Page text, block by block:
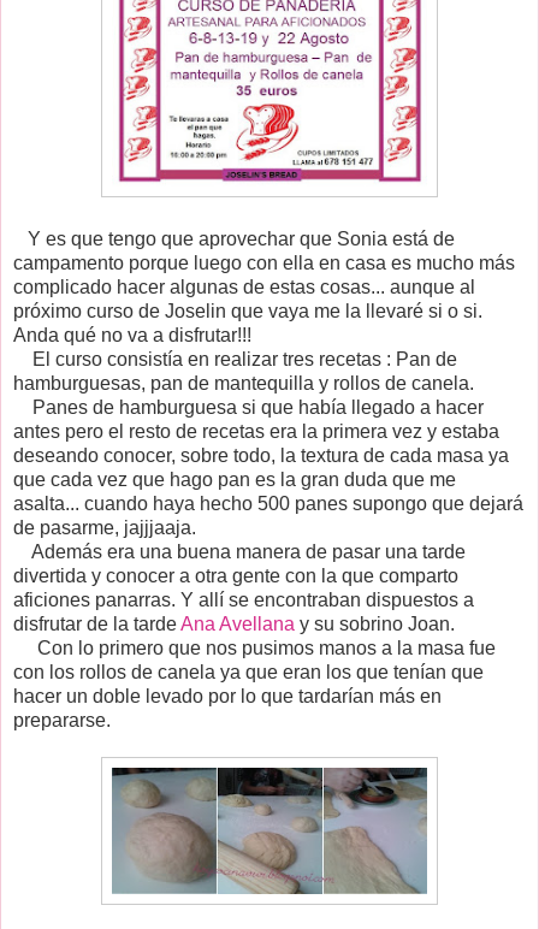
Y es que tengo que aprovechar que Sonia está de
campamento porque luego con ella en casa es mucho más
complicado hacer algunas de estas cosas... aunque al
próximo curso de Joselin que vaya me la llevaré si o si.
Anda qué no va a disfrutar!!!
El curso consistía en realizar tres recetas : Pan de
hamburguesas, pan de mantequilla y rollos de canela.
Panes de hamburguesa si que había llegado a hacer
antes pero el resto de recetas era la primera vez y estaba
deseando conocer, sobre todo, la textura de cada masa ya
que cada vez que hago pan es la gran duda que me
asalta... cuando haya hecho 500 panes supongo que dejará
de pasarme, jajjjaaja.
Además era una buena manera de pasar una tarde
divertida y conocer a otra gente con la que comparto
aficiones panarras. Y allí se encontraban dispuestos a
disfrutar de la tardeAna Avellana y su sobrino Joan.
Con lo primero que nos pusimos manos a la masa fue
con los rollos de canela ya que eran los que tenían que
hacer un doble levado por lo que tardarían más en
prepararse.